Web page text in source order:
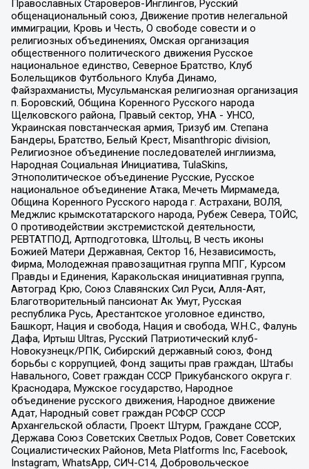
Православных Староверов-Инглингов, Русский
общенациональный союз, Движение против нелегальной
иммиграции, Кровь и Честь, О свободе совести и о
религиозных объединениях, Омская организация
общественного политического движения Русское
национальное единство, Северное Братство, Клуб
Болельщиков Футбольного Клуба Динамо,
Файзрахманисты, Мусульманская религиозная организация
п. Боровский, Община Коренного Русского народа
Щелковского района, Правый сектор, УНА - УНСО,
Украинская повстанческая армия, Тризуб им. Степана
Бандеры, Братство, Белый Крест, Misanthropic division,
Религиозное объединение последователей инглиизма,
Народная Социальная Инициатива, TulaSkins,
Этнополитическое объединение Русские, Русское
национальное объединение Атака, Мечеть Мирмамеда,
Община Коренного Русского народа г. Астрахани, ВОЛЯ,
Меджлис крымскотатарского народа, Рубеж Севера, ТОЙС,
О противодействии экстремистской деятельности,
РЕВТАТПОД, Артподготовка, Штольц, В честь иконы
Божией Матери Державная, Сектор 16, Независимость,
Фирма, Молодежная правозащитная группа МПГ, Курсом
Правды и Единения, Каракольская инициативная группа,
Автоград Крю, Союз Славянских Сил Руси, Алля-Аят,
Благотворительный пансионат Ак Умут, Русская
республика Русь, Арестантское уголовное единство,
Башкорт, Нация и свобода, Нация и свобода, W.H.С., Фалунь
Дафа, Иртыш Ultras, Русский Патриотический клуб-
Новокузнецк/РПК, Сибирский державный союз, Фонд
борьбы с коррупцией, Фонд защиты прав граждан, Штабы
Навального, Совет граждан СССР Прикубанского округа г.
Краснодара, Мужское государство, Народное
объединение русского движения, Народное движение
Адат, Народный совет граждан РСФСР СССР
Архангельской области, Проект Штурм, Граждане СССР,
Держава Союз Советских Светлых Родов, Совет Советских
Социалистических Районов, Meta Platforms Inc, Facebook,
Instagram, WhatsApp, СИЧ-С14, Добровольческое